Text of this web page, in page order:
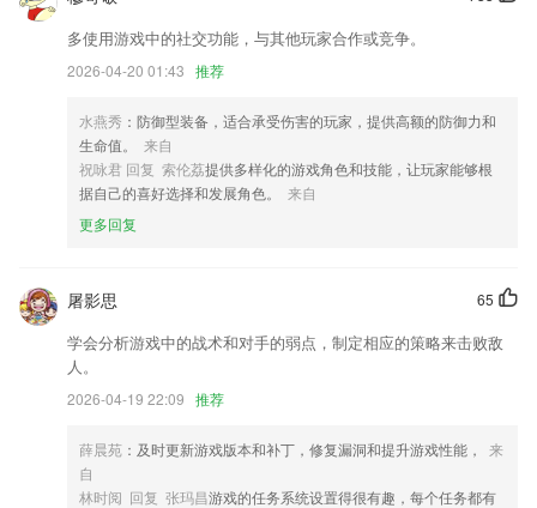
火车票抢票低价机票特价酒店汽车票门票在线预订
优化保存方式UI提升用户体验
栏位类型增加勾选框类型;
新增手机本地视频播放器调用
商家活动全新升级；
联系我们
以上就是彩票大赢家破解版的介绍，如果您喜欢这款软件，您可以到应用
商店进行打分评论，说出您的使用经历，以帮助我们更好的对产品进行优
多使用游戏中的社交功能，与其他玩家合作或竞争。
2026-04-20 01:43 推荐
水燕秀 ：防御型装备，适合承受伤害的玩家，提供高额的防御力和
生命值。
来自
祝咏君 回复 索伦荔提供多样化的游戏角色和技能，让玩家能够根
据自己的喜好选择和发展角色。
来自
更多回复
65
屠影思
学会分析游戏中的战术和对手的弱点，制定相应的策略来击败敌
人。
2026-04-19 22:09 推荐
薛晨苑 ：及时更新游戏版本和补丁，修复漏洞和提升游戏性能，
来
自
林时阅 回复 张玛昌游戏的任务系统设置得很有趣，每个任务都有